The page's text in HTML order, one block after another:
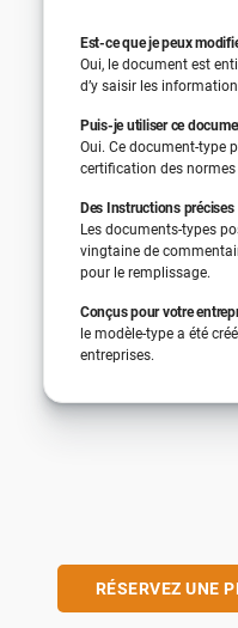
Est-ce que je peux
Oui, le document est
d’y saisir les
Puis-je utiliser ce
Oui. Ce document-type
certification des normes
Des Instructions précises
Les documents-types
vingtaine de
pour le remplissage.
Conçus pour votre
le modèle-type a été
entreprises.
RÉSERVEZ UNE